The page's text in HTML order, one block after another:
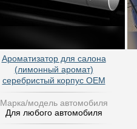
Ароматизатор для салона
(лимонный аромат)
серебристый корпус OEM
Марка/модель автомобиля
Для любого автомобиля